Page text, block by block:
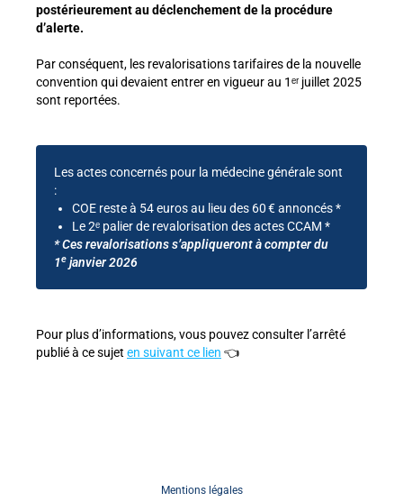
postérieurement au déclenchement de la procédure
d’alerte.
Par conséquent, les revalorisations tarifaires de la nouvelle
convention qui devaient entrer en vigueur au 1ᵉʳ juillet 2025
sont reportées.
Les actes concernés pour la médecine générale sont
:
COE reste à 54 euros au lieu des 60 € annoncés *
Le 2ᵉ palier de revalorisation des actes CCAM *
* Ces revalorisations s’appliqueront à compter du
1e janvier 2026
Pour plus d’informations, vous pouvez consulter l’arrêté
publié à ce sujet en suivant ce lien 👈
Mentions légales